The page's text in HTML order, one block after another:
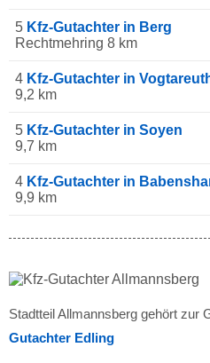
5 Kfz-Gutachter in Berg
Rechtmehring 8 km
4 Kfz-Gutachter in
9,2 km
5 Kfz-Gutachter in Soyen
9,7 km
4 Kfz-Gutachter in
9,9 km
Stadtteil Allmannsberg gehört zur
Gutachter Edling